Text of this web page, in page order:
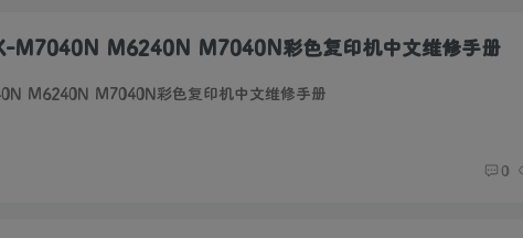
M6240N M7040N彩色复印机中文维修手册
M6240N M7040N彩色复印机中文维修手册
0